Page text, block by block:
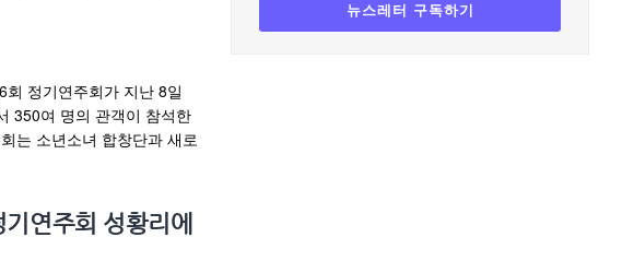
정기연주회가 지난 8일
350여 명의 관객이 참석한
는 소년소녀 합창단과 새로
기연주회 성황리에